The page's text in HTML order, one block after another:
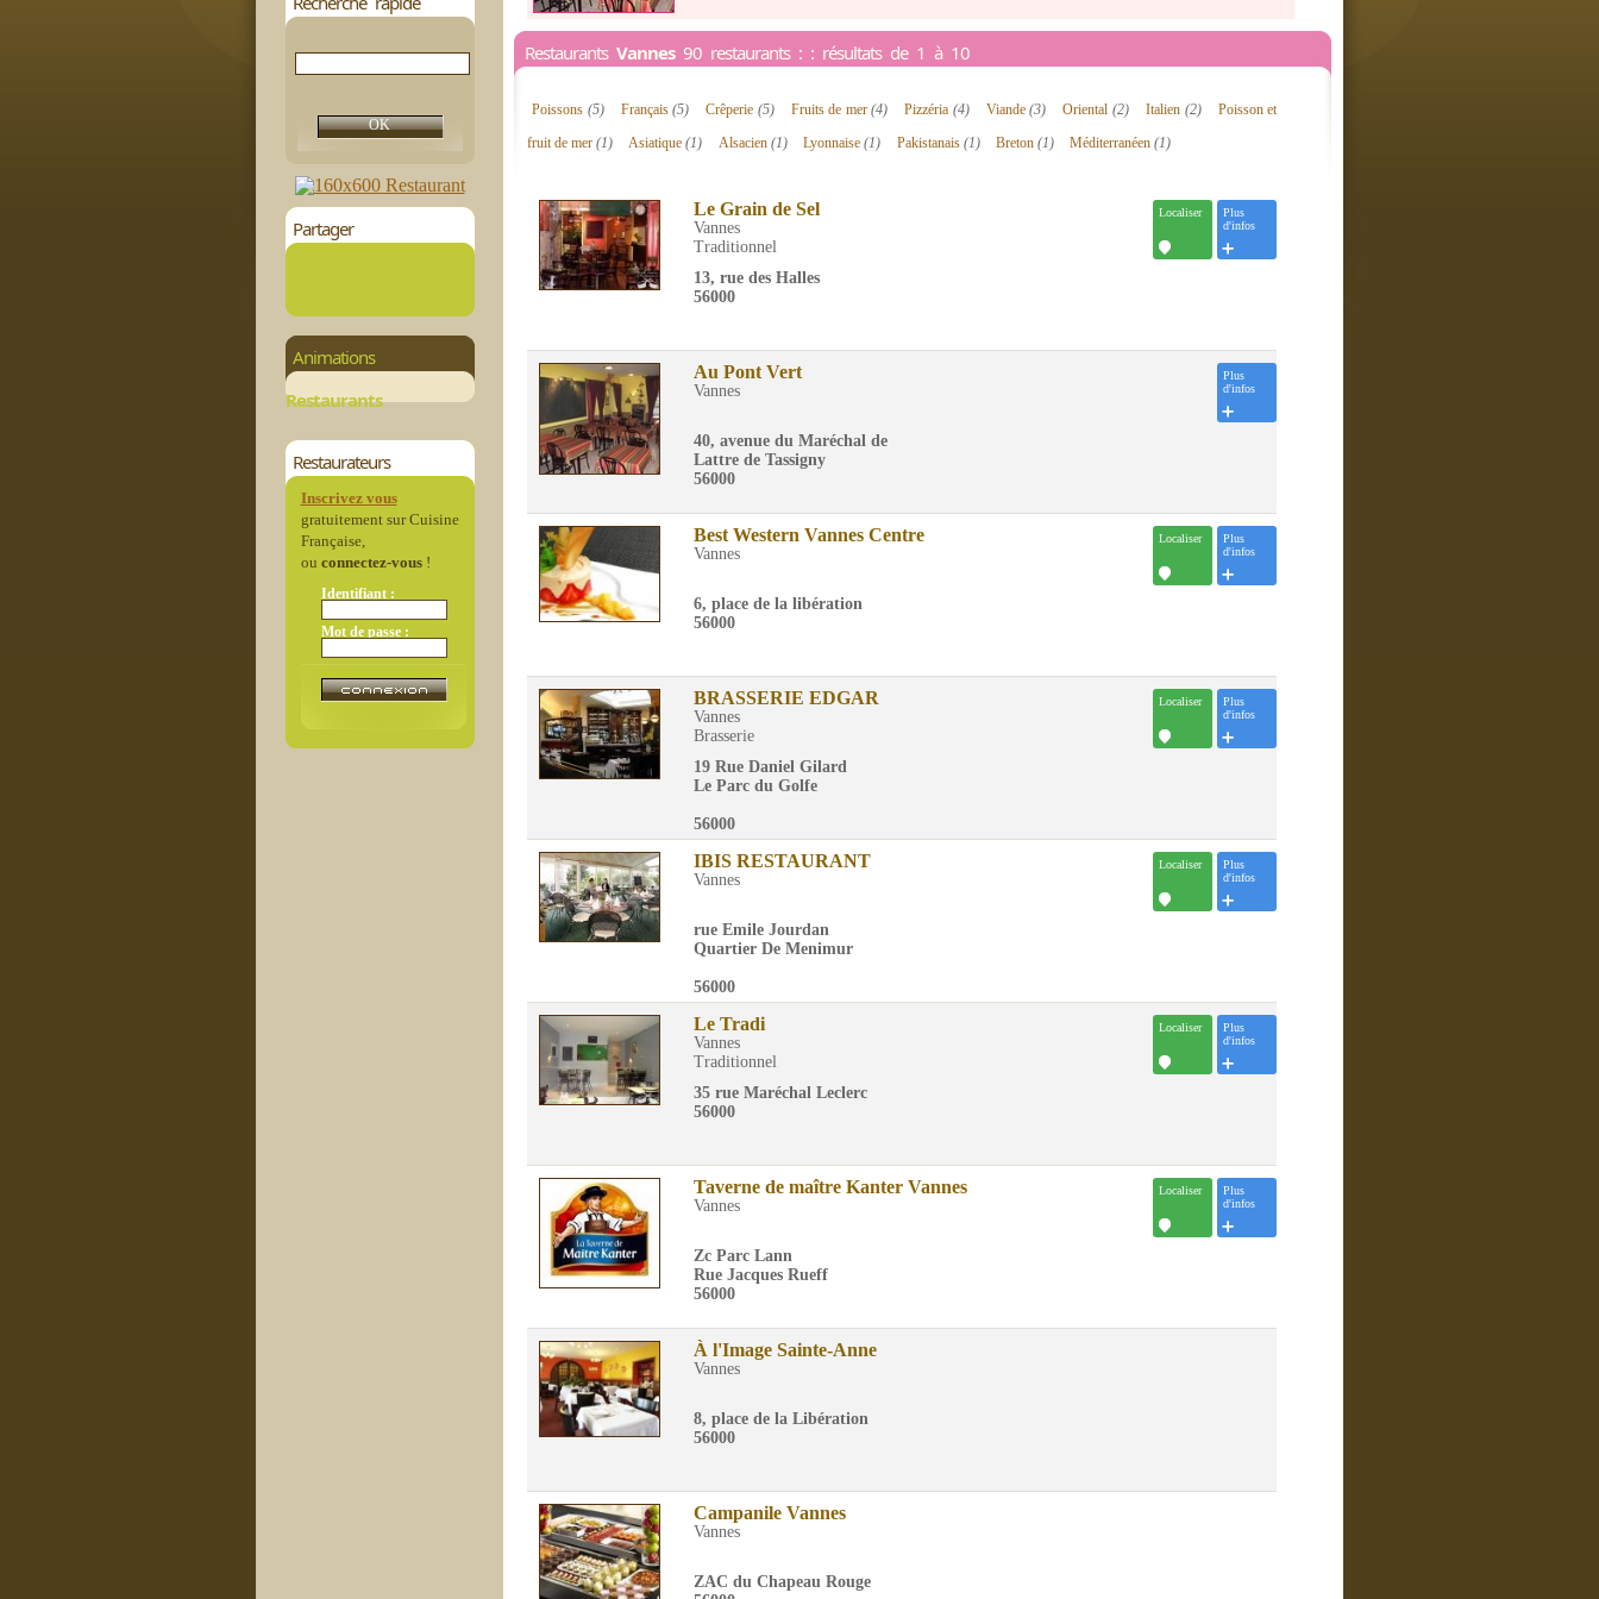
Partager
Animations
Restaurants
Restaurateurs
Inscrivez vous
gratuitement sur Cuisine
Française,
ou connectez-vous!
Identifiant :
Mot de passe :
Restaurants Vannes90 restaurants : : résultats de 1 à 10
Poissons (5) Français(5) Crêperie (5) Fruits de mer(4) Pizzéria (4) Viande(3) Oriental (2) Italien (2)
Poisson et
fruit de mer (1) Asiatique(1) Alsacien (1) Lyonnaise(1) Pakistanais (1) Breton (1) Méditerranéen(1)
Le Grain de Sel
Vannes
Traditionnel
13, rue des Halles
56000
Plus
d'infos
Localiser
Au Pont Vert
Vannes
40, avenue du Maréchal de
Lattre de Tassigny
56000
Plus
d'infos
Best Western Vannes Centre
Vannes
6, place de la libération
56000
Plus
d'infos
Localiser
BRASSERIE EDGAR
Vannes
Brasserie
19 Rue Daniel Gilard
Le Parc du Golfe
56000
Plus
d'infos
Localiser
IBIS RESTAURANT
Vannes
rue Emile Jourdan
Quartier De Menimur
56000
Plus
d'infos
Localiser
Le Tradi
Vannes
Traditionnel
35 rue Maréchal Leclerc
56000
Plus
d'infos
Localiser
Taverne de maître Kanter Vannes
Vannes
Zc Parc Lann
Rue Jacques Rueff
56000
Plus
d'infos
Localiser
À l'Image Sainte-Anne
Vannes
8, place de la Libération
56000
Campanile Vannes
Vannes
ZAC du Chapeau Rouge